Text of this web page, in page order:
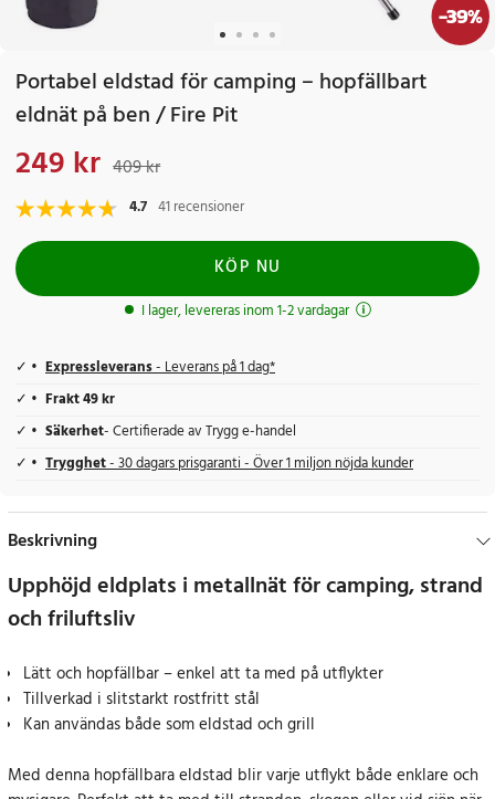
-39%
Portabel eldstad för camping – hopfällbart
eldnät på ben / Fire Pit
Nuvarande pris
249 kr 409 kr
4.7 41 recensioner
KÖP NU
I lager, levereras inom 1-2 vardagar
Expressleverans- Leverans på 1 dag*
Frakt 49 kr
Säkerhet- Certifierade av Trygg e-handel
Trygghet- 30 dagars prisgaranti - Över 1 miljon nöjda kunder
Beskrivning
Upphöjd eldplats i metallnät för camping, strand
och friluftsliv
Lätt och hopfällbar – enkel att ta med på utflykter
Tillverkad i slitstarkt rostfritt stål
Kan användas både som eldstad och grill
Med denna hopfällbara eldstad blir varje utflykt både enklare och